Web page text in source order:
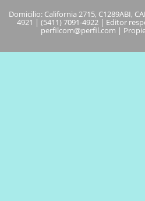
Domicilio: California 2715, C1289ABI,
4921 | (5411) 7091-4922 | Editor
perfilcom@perfil.com |